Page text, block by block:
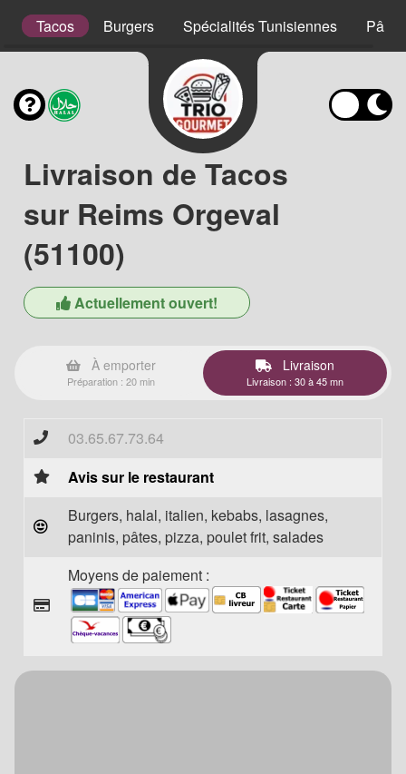
Tacos Burgers Spécialités Tunisiennes Pâtes
Livraison de Tacos
sur Reims Orgeval
(51100)
Actuellement ouvert!
À emporter
Préparation : 20 min
Livraison
Livraison : 30 à 45 mn
03.65.67.73.64
Avis sur le restaurant
Burgers, halal, italien, kebabs, lasagnes,
paninis, pâtes, pizza, poulet frit, salades
Moyens de paiement :